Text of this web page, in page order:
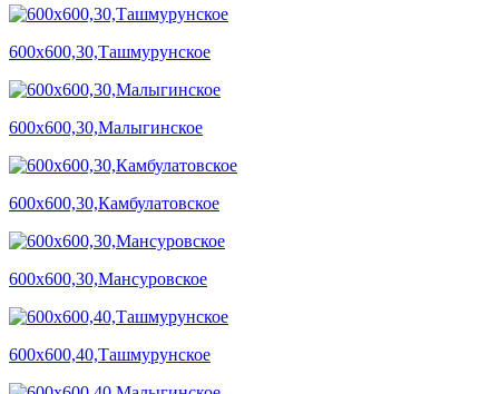
600х600,30,Ташмурунское
600х600,30,Малыгинское
600х600,30,Камбулатовское
600х600,30,Мансуровское
600х600,40,Ташмурунское